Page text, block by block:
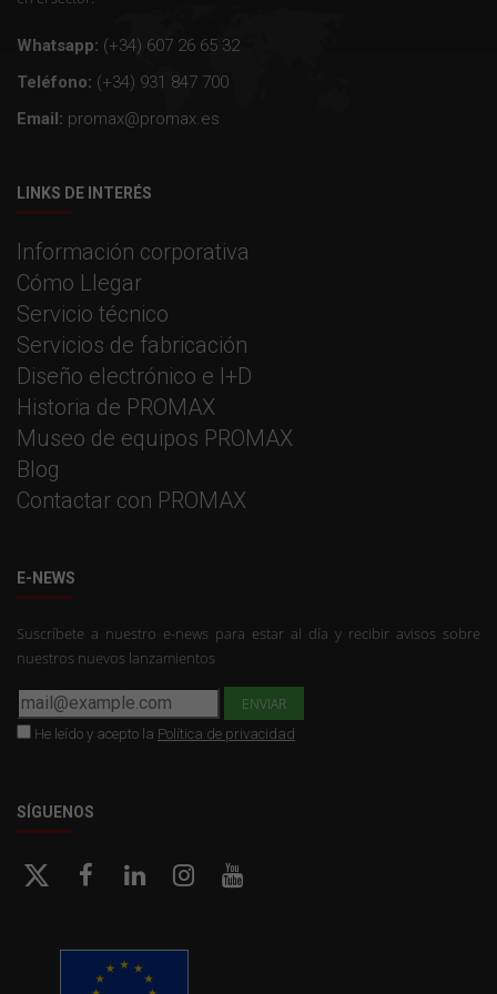
Whatsapp: (+34) 607 26 65 32
Teléfono: (+34) 931 847 700
Email: promax@promax.es
LINKS DE INTERÉS
Información corporativa
Cómo Llegar
Servicio técnico
Servicios de fabricación
Diseño electrónico e I+D
Historia de PROMAX
Museo de equipos PROMAX
Blog
Contactar con PROMAX
E-NEWS
Suscríbete a nuestro e-news para estar al día y recibir avisos sobre
nuestros nuevos lanzamientos
He leído y acepto la Política de privacidad
SÍGUENOS